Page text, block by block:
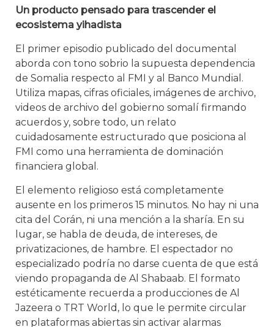
Un producto pensado para trascender el
ecosistema yihadista
El primer episodio publicado del documental
aborda con tono sobrio la supuesta dependencia
de Somalia respecto al FMI y al Banco Mundial.
Utiliza mapas, cifras oficiales, imágenes de archivo,
videos de archivo del gobierno somalí firmando
acuerdos y, sobre todo, un relato
cuidadosamente estructurado que posiciona al
FMI como una herramienta de dominación
financiera global.
El elemento religioso está completamente
ausente en los primeros 15 minutos. No hay ni una
cita del Corán, ni una mención a la sharía. En su
lugar, se habla de deuda, de intereses, de
privatizaciones, de hambre. El espectador no
especializado podría no darse cuenta de que está
viendo propaganda de Al Shabaab. El formato
estéticamente recuerda a producciones de Al
Jazeera o TRT World, lo que le permite circular
en plataformas abiertas sin activar alarmas